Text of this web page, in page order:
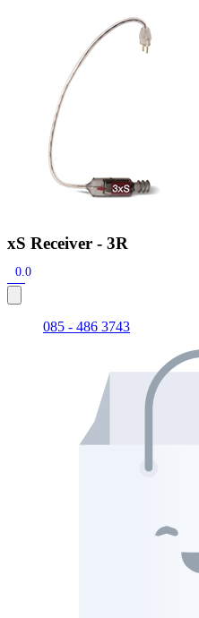
Snel zoeken
Signia hoortoestellen
Allure AI
Hoortoestelbatterijen
Onderhoudsartikelen
Signia Active Mini IX -
De Signia Active Mini IX is het
xS Receiver - 3R
0.0
085 - 486 3743